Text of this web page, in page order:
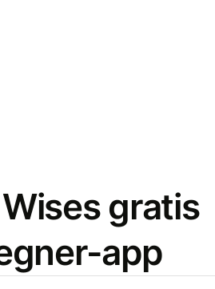
gratis
app